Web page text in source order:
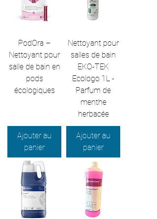
PodOra –
Nettoyant pour
salle de bain en
pods
écologiques
Ajouter au
panier
Nettoyant pour
salles de bain
EKO-TEK
Ecologo 1L -
Parfum de
menthe
herbacée
Ajouter au
panier